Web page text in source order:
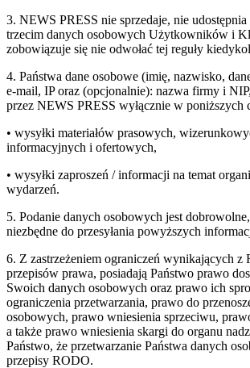
3. NEWS PRESS nie sprzedaje, nie
trzecim danych osobowych Użytkowników i
zobowiązuje się nie odwołać tej reguły
4. Państwa dane osobowe (imię, nazwisko,
e-mail, IP oraz (opcjonalnie): nazwa firmy i
przez NEWS PRESS wyłącznie w poniższych
• wysyłki materiałów prasowych,
informacyjnych i ofertowych,
• wysyłki zaproszeń / informacji na temat
wydarzeń.
5. Podanie danych osobowych jest
niezbędne do przesyłania powyższych
6. Z zastrzeżeniem ograniczeń wynikających
przepisów prawa, posiadają Państwo prawo
Swoich danych osobowych oraz prawo ich
ograniczenia przetwarzania, prawo do
osobowych, prawo wniesienia sprzeciwu,
a także prawo wniesienia skargi do organu
Państwo, że przetwarzanie Państwa danych
przepisy RODO.